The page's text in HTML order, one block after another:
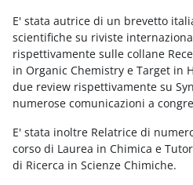
E' stata autrice di un brevetto
scientifiche su riviste
rispettivamente sulle collane
in Organic Chemistry e Target in
due review rispettivamente su
numerose comunicazioni a
E' stata inoltre Relatrice di
corso di Laurea in Chimica e
di Ricerca in Scienze Chimiche.